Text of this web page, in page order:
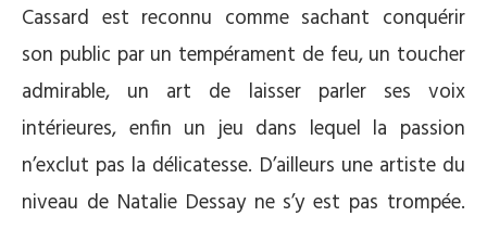
Cassard est reconnu comme sachant conquérir
son public par un tempérament de feu, un toucher
admirable, un art de laisser parler ses voix
intérieures, enfin un jeu dans lequel la passion
n’exclut pas la délicatesse. D’ailleurs une artiste du
niveau de Natalie Dessay ne s’y est pas trompée.